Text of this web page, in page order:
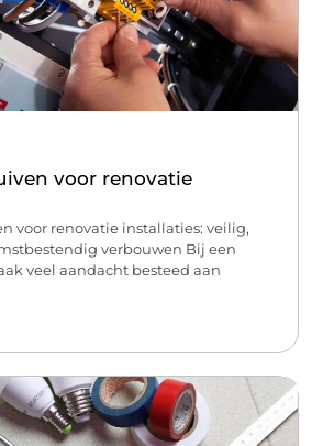
voor renovatie
voor renovatie installaties: veilig,
verbouwen Bij een
veel aandacht besteed aan